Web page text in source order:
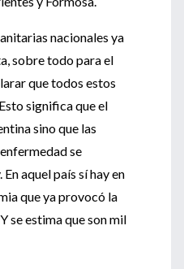
nacionales ya
sobre todo para el
que todos estos
significa que el
sino que las
se
aquel país sí hay en
que ya provocó la
se estima que son mil